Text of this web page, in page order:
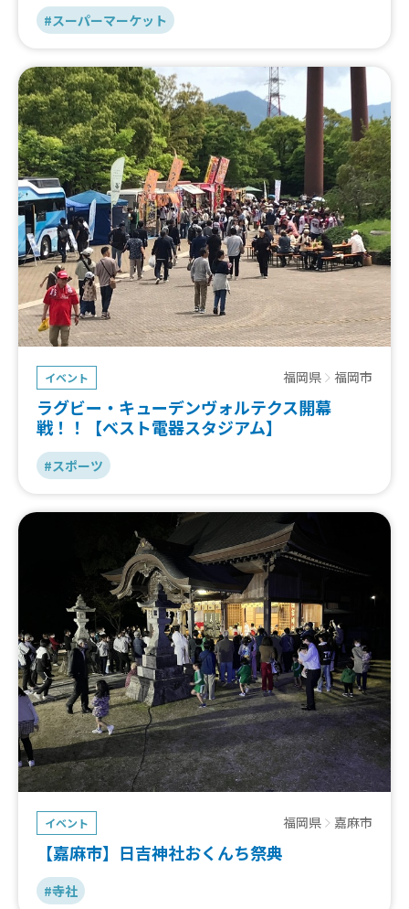
#スーパーマーケット
イベント 福岡県 福岡市
ラグビー・キューデンヴォルテクス開幕
戦！！【ベスト電器スタジアム】
#スポーツ
イベント 福岡県 嘉麻市
【嘉麻市】日吉神社おくんち祭典
#寺社